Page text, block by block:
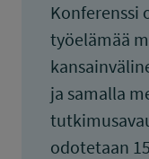
Konferenssi
työelämää
ja samalla
odotetaan